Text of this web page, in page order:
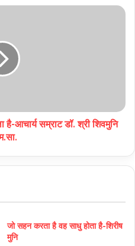
है-आचार्य सम्राट डॉ. श्री शिवमुनि
जो सहन करता है वह साधु होता है-शिरीष
मुनि